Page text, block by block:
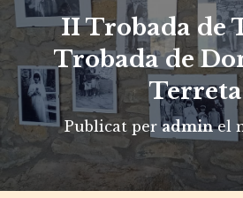
II Trobada de
Trobada de
Publicat peradminel